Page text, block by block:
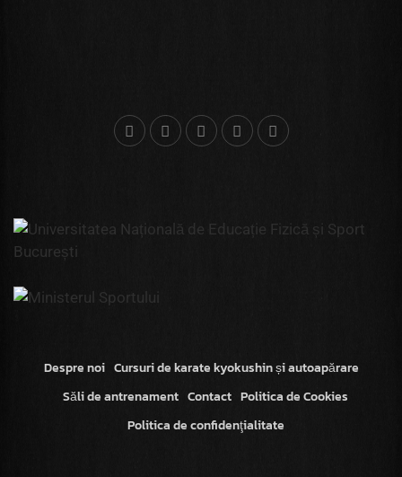
Despre noi Cursuri de karate kyokushin și autoapărare
Săli de antrenament Contact Politica de Cookies
Politica de confidenţialitate